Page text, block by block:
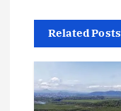
ç
ã
o
Related Posts